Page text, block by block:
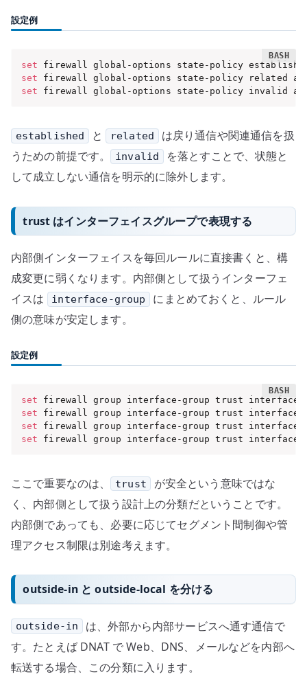
設定例
set firewall global-options state-policy
set firewall global-options state-policy related
set firewall global-options state-policy invalid
established と related
は戻り通信や関連通信を扱
うための前提です。
invalid
を落とすことで、状態と
して成立しない通信を明示的に除外します。
trust はインターフェイスグループで表現する
内部側インターフェイスを毎回ルールに直接書くと、構
成変更に弱くなります。内部側として扱うインターフェ
イスは
interface-group
にまとめておくと、ルール
側の意味が安定します。
設定例
set firewall group interface-group trust interface
set firewall group interface-group trust interface
set firewall group interface-group trust interface
set firewall group interface-group trust interface
ここで重要なのは、 trust
が安全という意味ではな
く、内部側として扱う設計上の分類だということです。
内部側であっても、必要に応じてセグメント間制御や管
理アクセス制限は別途考えます。
outside-in と outside-local を分ける
outside-in
は、外部から内部サービスへ通す通信で
す。たとえば DNAT で Web、DNS、メールなどを内部へ
転送する場合、この分類に入ります。